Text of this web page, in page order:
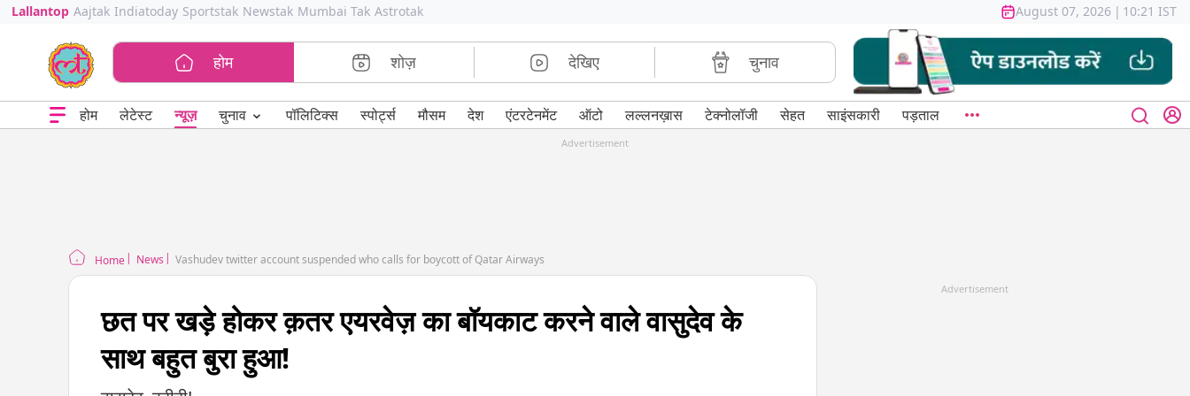
Lallantop Aajtak Indiatoday Sportstak Newstak Mumbai Tak Astrotak August 07, 2026 | 10:21 IST
होम शोज़ देखिए चुनाव
होम लेटेस्ट न्यूज़ चुनाव ⌄ पॉलिटिक्स स्पोर्ट्स मौसम देश एंटरटेनमेंट ऑटो लल्लनख़ास टेक्नोलॉजी सेहत साइंसकारी पड़ताल
Advertisement
Home News Vashudev twitter account suspended who calls for boycott of Qatar Airways
छत पर खड़े होकर क़तर एयरवेज़ का बॉयकाट करने वाले वासुदेव के
साथ बहुत बुरा हुआ!
Advertisement